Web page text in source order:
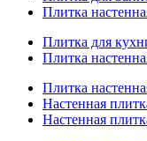
Плитка
Плитка для
Плитка
Плитка
Настенная
Настенная